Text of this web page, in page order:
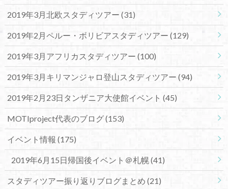
2019年3月北欧スタディツアー (31)
2019年2月ペルー・ボリビアスタディツアー (129)
2019年3月アフリカスタディツアー (100)
2019年3月キリマンジャロ登山スタディツアー (94)
2019年2月23日タンザニア大使館イベント (45)
MOTIproject代表のブログ(153)
イベント情報 (175)
2019年6月15日帰国後イベント＠札幌(41)
スタディツアー振り返りブログまとめ (21)